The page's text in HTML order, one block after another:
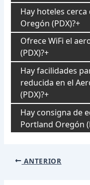
Hay hoteles
Oregón (PDX)?
Ofrece WiFi el
(PDX)?
Hay facilidades
reducida en el
(PDX)?
Hay consigna de
Portland Oregón
Navegación
ANTERIOR